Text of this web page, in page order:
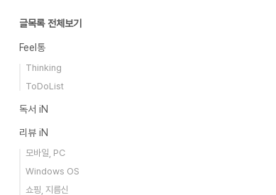
글목록 전체보기
Feel통
Thinking
ToDoList
독서 iN
리뷰 iN
모바일, PC
Windows OS
쇼핑, 지름신